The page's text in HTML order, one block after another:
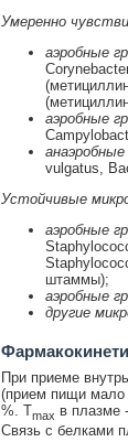
Умеренно
аэробные
аэробные
vulgatus,
Устойчивые
аэробные
штаммы);
аэробные
другие
При приеме
(прием пищи мало
%. Тmax в плазме
Связь с белками